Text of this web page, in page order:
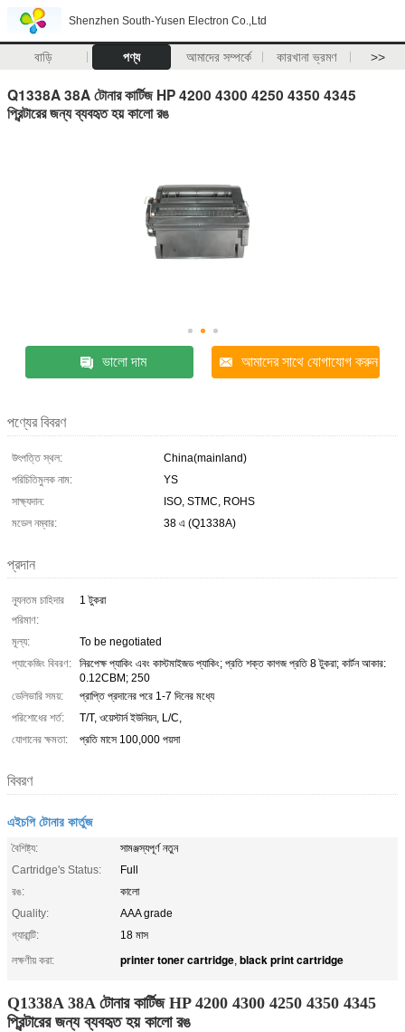
Shenzhen South-Yusen Electron Co.,Ltd
বাড়ি পণ্য আমাদের সম্পর্কে কারখানা ভ্রমণ >>
Q1338A 38A টোনার কার্টিজ HP 4200 4300 4250 4350 4345
প্রিন্টারের জন্য ব্যবহৃত হয় কালো রঙ
ভালো দাম আমাদের সাথে যোগাযোগ করুন
পণ্যের বিবরণ
উৎপত্তি স্থল:
China(mainland)
পরিচিতিমুলক নাম:
YS
সাক্ষ্যদান:
ISO, STMC, ROHS
মডেল নম্বার:
38 এ (Q1338A)
প্রদান
ন্যূনতম চাহিদার
পরিমাণ:
1 টুকরা
মূল্য:
To be negotiated
প্যাকেজিং বিবরণ:
নিরপেক্ষ প্যাকিং এবং কাস্টমাইজড প্যাকিং; প্রতি শক্ত কাগজ প্রতি 8 টুকরা; কার্টন আকার:
0.12CBM; 250
ডেলিভারি সময়:
প্রাপ্তি প্রদানের পরে 1-7 দিনের মধ্যে
পরিশোধের শর্ত:
T/T, ওয়েস্টার্ন ইউনিয়ন, L/C,
যোগানের ক্ষমতা:
প্রতি মাসে 100,000 পয়সা
বিবরণ
এইচপি টোনার কার্তুজ
বৈশিষ্ট্য:
সামঞ্জস্যপূর্ণ নতুন
Cartridge's Status:
Full
রঙ:
কালো
Quality:
AAA grade
গ্যারান্টি:
18 মাস
লক্ষণীয় করা:
printer toner cartridge, black print cartridge
Q1338A 38A টোনার কার্টিজ HP 4200 4300 4250 4350 4345
প্রিন্টারের জন্য ব্যবহৃত হয় কালো রঙ